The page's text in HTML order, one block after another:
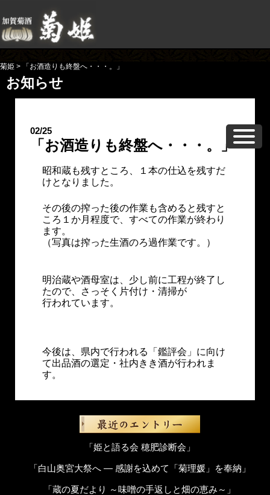
菊姫 > 「お酒造りも終盤へ・・・。」
お知らせ
02/25
「お酒造りも終盤へ・・・。」
昭和蔵も残すところ、１本の仕込を残すだ
けとなりました。
その後の搾った後の作業も含めると残すと
ころ１か月程度で、すべての作業が終わり
ます。
（写真は搾った生酒のろ過作業です。）
明治蔵や酒母室は、少し前に工程が終了し
たので、さっそく片付け・清掃が
行われています。
今後は、県内で行われる「鑑評会」に向け
て出品酒の選定・社内きき酒が行われま
す。
「姫と語る会 穂肥診断会」
「白山奥宮大祭へ ― 感謝を込めて「菊理媛」を奉納」
「蔵の夏だより ～味噌の手返しと畑の恵み～」